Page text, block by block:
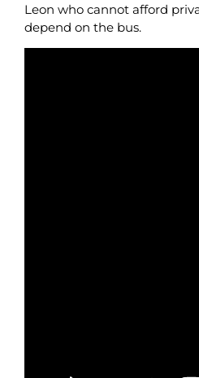
Leon who cannot afford
depend on the bus.